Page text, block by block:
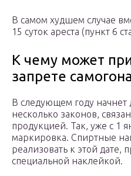
В самом худшем случае
15 суток ареста (пункт 6
К чему может
запрете самогона
В следующем году начнет
несколько законов,
продукцией. Так, уже с 1
маркировка. Спиртные
реализовать к этой дате,
специальной наклейкой.